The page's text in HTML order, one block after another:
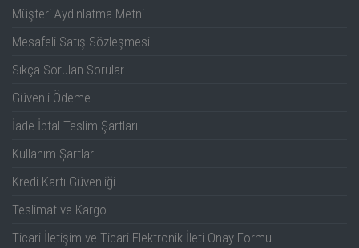
Müşteri Aydınlatma Metni
Mesafeli Satış Sözleşmesi
Sıkça Sorulan Sorular
Güvenli Ödeme
İade İptal Teslim Şartları
Kullanım Şartları
Kredi Kartı Güvenliği
Teslimat ve Kargo
Ticari İletişim ve Ticari Elektronik İleti Onay Formu